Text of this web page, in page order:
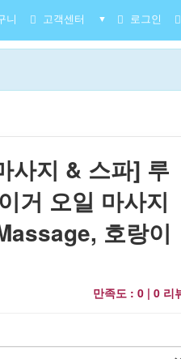
니 고객센터 ▼ 로그인
사지 & 스파] 루
거 오일 마사지
호랑이
만족도 : 0 | 0 리